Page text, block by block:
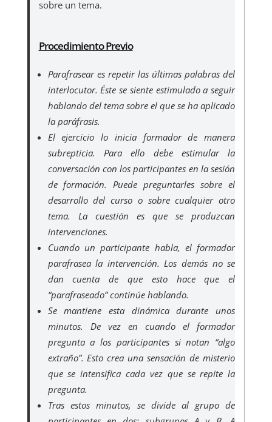
sobre un tema.
Procedimiento Previo
Parafrasear es repetir las últimas palabras del
interlocutor. Éste se siente estimulado a seguir
hablando del tema sobre el que se ha aplicado
la paráfrasis.
El ejercicio lo inicia formador de manera
subrepticia. Para ello debe estimular la
conversación con los participantes en la sesión
de formación. Puede preguntarles sobre el
desarrollo del curso o sobre cualquier otro
tema. La cuestión es que se produzcan
intervenciones.
Cuando un participante habla, el formador
parafrasea la intervención. Los demás no se
dan cuenta de que esto hace que el
“parafraseado” continúe hablando.
Se mantiene esta dinámica durante unos
minutos. De vez en cuando el formador
pregunta a los participantes si notan “algo
extraño”. Esto crea una sensación de misterio
que se intensifica cada vez que se repite la
pregunta.
Tras estos minutos, se divide al grupo de